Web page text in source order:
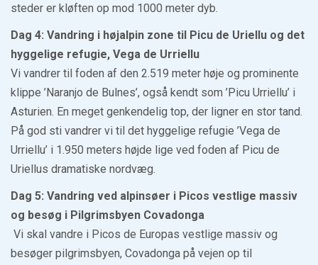
steder er kløften op mod 1000 meter dyb.
Dag 4: Vandring i højalpin zone til Picu de Uriellu og det
hyggelige refugie, Vega de Urriellu
Vi vandrer til foden af den 2.519 meter høje og prominente
klippe ’Naranjo de Bulnes’, også kendt som ’Picu Urriellu’ i
Asturien. En meget genkendelig top, der ligner en stor tand.
På god sti vandrer vi til det hyggelige refugie ’Vega de
Urriellu’ i 1.950 meters højde lige ved foden af Picu de
Uriellus dramatiske nordvæg.
Dag 5: Vandring ved alpinsøer i Picos vestlige massiv
og besøg i Pilgrimsbyen Covadonga
Vi skal vandre i Picos de Europas vestlige massiv og
besøger pilgrimsbyen, Covadonga på vejen op til